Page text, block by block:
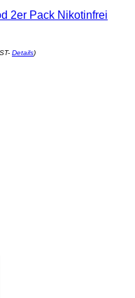
2er Pack Nikotinfrei
Details)